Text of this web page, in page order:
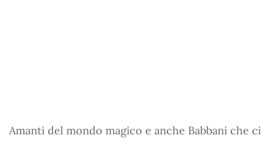
Amanti del mondo magico e anche Babbani che ci